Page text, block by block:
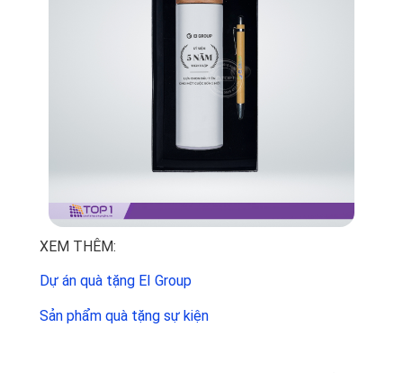
XEM THÊM:
Dự án quà tặng EI Group
Sản phẩm quà tặng sự kiện